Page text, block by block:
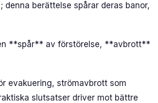
berättelse spårar deras banor,
**spår** av förstörelse, **avbrott**
evakuering, strömavbrott som
slutsatser driver mot bättre